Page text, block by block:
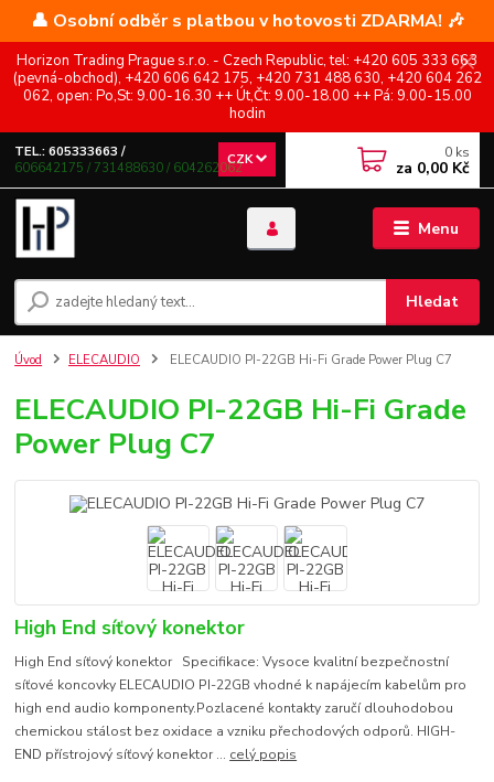
👤 Osobní odběr s platbou v hotovosti ZDARMA! 🎶
Horizon Trading Prague s.r.o. - Czech Republic, tel: +420 605 333 663
(pevná-obchod), +420 606 642 175, +420 731 488 630, +420 604 262
062, open: Po,St: 9.00-16.30 ++ Út,Čt: 9.00-18.00 ++ Pá: 9.00-15.00
hodin
Menu
CZK
Hledat
TEL.: 605333663 /
606642175 / 731488630 / 604262062
0 ks
za 0,00 Kč
Úvod ELECAUDIO ELECAUDIO PI-22GB Hi-Fi Grade Power Plug C7
ELECAUDIO PI-22GB Hi-Fi Grade
Power Plug C7
High End síťový konektor
High End síťový konektor Specifikace: Vysoce kvalitní bezpečnostní
síťové koncovky ELECAUDIO PI-22GB vhodné k napájecím kabelům pro
high end audio komponenty.Pozlacené kontakty zaručí dlouhodobou
chemickou stálost bez oxidace a vzniku přechodových odporů. HIGH-
END přístrojový síťový konektor ... celý popis